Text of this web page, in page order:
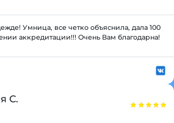
Умница, все четко объяснила, дала 100
аккредитации!!! Очень Вам благодарна!
С.